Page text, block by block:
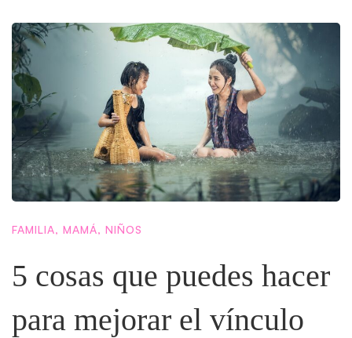
FAMILIA, MAMÁ, NIÑOS
5 cosas que puedes hacer
para mejorar el vínculo